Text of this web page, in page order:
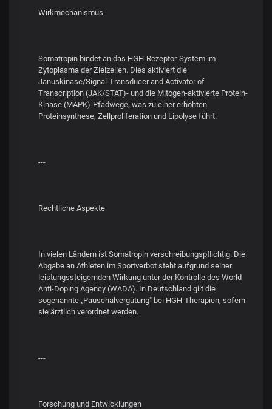
Wirkmechanismus
Somatropin bindet an das HGH-Rezeptor-System im
Zytoplasma der Zielzellen. Dies aktiviert die
Januskinase/Signal-Transducer and Activator of
Transcription (JAK/STAT)- und die Mitogen-aktivierte Protein-
Kinase (MAPK)-Pfadwege, was zu einer erhöhten
Proteinsynthese, Zellproliferation und Lipolyse führt.
---
Rechtliche Aspekte
In vielen Ländern ist Somatropin verschreibungspflichtig. Die
Abgabe an Athleten im Sportverbot steht aufgrund seiner
leistungssteigernden Wirkung unter der Kontrolle des World
Anti-Doping Agency (WADA). In Deutschland gilt die
sogenannte „Pauschalvergütung" bei HGH-Therapien, sofern
sie ärztlich verordnet werden.
---
Forschung und Entwicklungen